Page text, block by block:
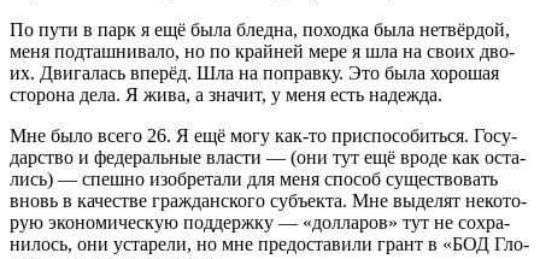
По пути в парк я ещё была блед­на, поход­ка была нетвёр­дой,
меня под­таш­ни­ва­ло, но по край­ней мере я шла на сво­их дво­
их. Дви­га­лась впе­рёд. Шла на поправ­ку. Это была хоро­шая
сто­ро­на дела. Я жива, а зна­чит, у меня есть надежда.
Мне было все­го 26. Я ещё могу как-то при­спо­со­бить­ся. Госу­
дар­ство и феде­раль­ные вла­сти — (они тут ещё вро­де как оста­
лись) — спеш­но изоб­ре­та­ли для меня спо­соб суще­ство­вать
вновь в каче­стве граж­дан­ско­го субъ­ек­та. Мне выде­лят неко­то­
рую эко­но­ми­че­скую под­держ­ку — «дол­ла­ров» тут не сохра­
ни­лось, они уста­ре­ли, но мне предо­ста­ви­ли грант в «БОД Гло­